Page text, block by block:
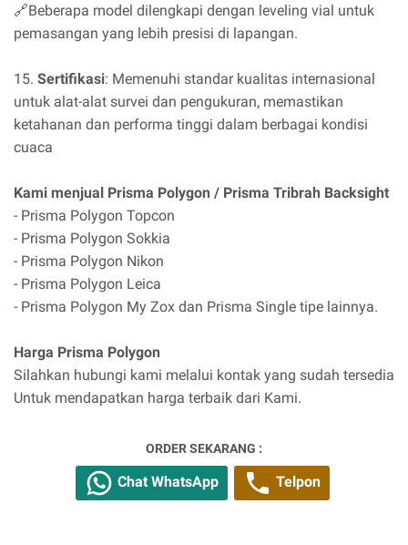
🔗Beberapa model dilengkapi dengan leveling vial untuk
pemasangan yang lebih presisi di lapangan.
15. Sertifikasi: Memenuhi standar kualitas internasional
untuk alat-alat survei dan pengukuran, memastikan
ketahanan dan performa tinggi dalam berbagai kondisi
cuaca
Kami menjual Prisma Polygon / Prisma Tribrah Backsight
- Prisma Polygon Topcon
- Prisma Polygon Sokkia
- Prisma Polygon Nikon
- Prisma Polygon Leica
- Prisma Polygon My Zox dan Prisma Single tipe lainnya.
Harga Prisma Polygon
Silahkan hubungi kami melalui kontak yang sudah tersedia
Untuk mendapatkan harga terbaik dari Kami.
ORDER SEKARANG :
Chat WhatsApp Telpon